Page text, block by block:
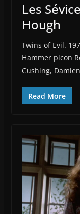
Les
Hough
Twins of Evil.
Hammer picon
Cushing, Damien
Read More